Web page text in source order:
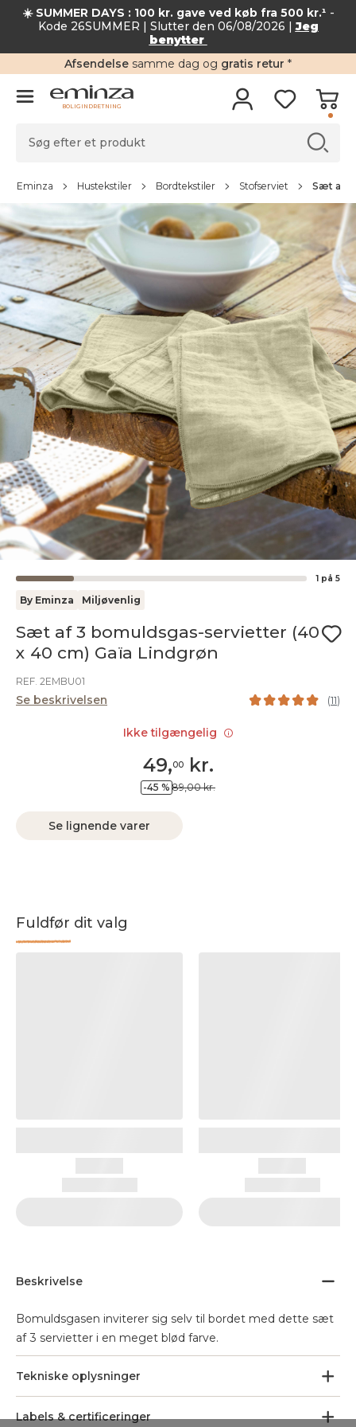
☀️ SUMMER DAYS : 100 kr. gave ved køb fra 500 kr.¹ -
Kode 26SUMMER | Slutter den 06/08/2026 |Jeg
benytter
Afsendelse samme dag og gratis retur *
BOLIGINDRETNING
Eminza Hustekstiler Bordtekstiler Stofserviet Sæt af 3
1 på 5
By Eminza Miljøvenlig
Sæt af 3 bomuldsgas-servietter (40
x 40 cm) Gaïa Lindgrøn
REF. 2EMBU01
Se beskrivelsen (11)
49,00kr.
-45 % 89,00 kr.
Se lignende varer
Fuldfør dit valg
Beskrivelse
Bomuldsgasen inviterer sig selv til bordet med dette sæt
af 3 servietter i en meget blød farve.
Tekniske oplysninger
Labels & certificeringer